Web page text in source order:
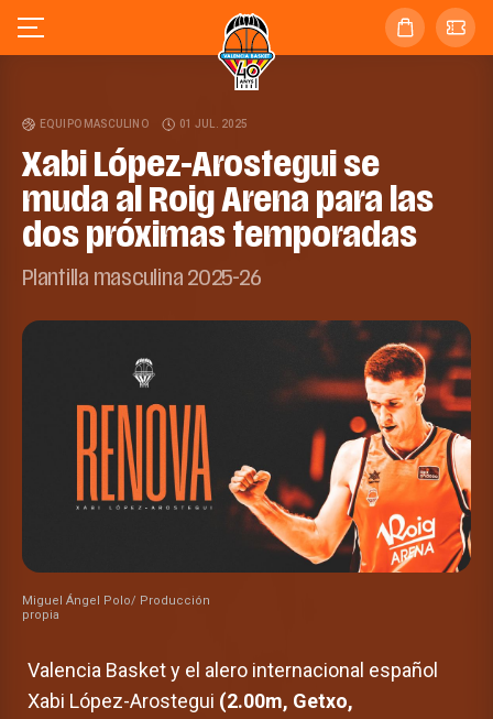
EQUIPO MASCULINO 01 JUL. 2025
Xabi López-Arostegui se
muda al Roig Arena para las
dos próximas temporadas
Plantilla masculina 2025-26
Miguel Ángel Polo/ Producción
propia
Valencia Basket y el alero internacional español
Xabi López-Arostegui (2.00m, Getxo,